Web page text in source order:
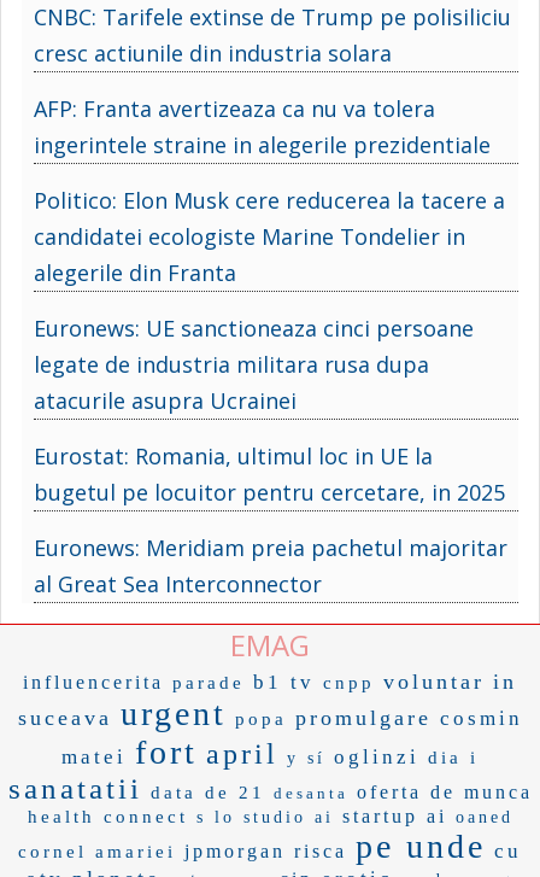
CNBC: Tarifele extinse de Trump pe polisiliciu
cresc actiunile din industria solara
AFP: Franta avertizeaza ca nu va tolera
ingerintele straine in alegerile prezidentiale
Politico: Elon Musk cere reducerea la tacere a
candidatei ecologiste Marine Tondelier in
alegerile din Franta
Euronews: UE sanctioneaza cinci persoane
legate de industria militara rusa dupa
atacurile asupra Ucrainei
Eurostat: Romania, ultimul loc in UE la
bugetul pe locuitor pentru cercetare, in 2025
Euronews: Meridiam preia pachetul majoritar
al Great Sea Interconnector
EMAG
influencerita parade b1 tv cnpp voluntar in
suceava urgent popa promulgare cosmin
matei
fort april y sí oglinzi dia i
sanatatii data de 21 desanta oferta de munca
health connect s lo studio ai startup ai oaned
cornel amariei jpmorgan risca pe unde cu